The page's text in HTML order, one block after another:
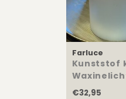
Farluce
Kunststof
10x8cm
€32,95